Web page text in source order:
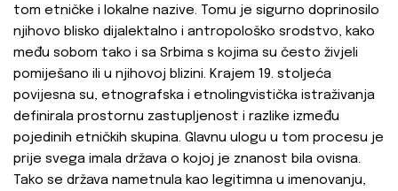
tom etničke i lokalne nazive. Tomu je sigurno doprinosilo
njihovo blisko dijalektalno i antropološko srodstvo, kako
među sobom tako i sa Srbima s kojima su često živjeli
pomiješano ili u njihovoj blizini. Krajem 19. stoljeća
povijesna su, etnografska i etnolingvistička istraživanja
definirala prostornu zastupljenost i razlike između
pojedinih etničkih skupina. Glavnu ulogu u tom procesu je
prije svega imala država o kojoj je znanost bila ovisna.
Tako se država nametnula kao legitimna u imenovanju,